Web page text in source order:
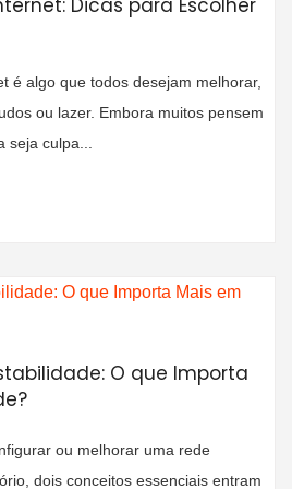
Dicas para Escolher
é algo que todos desejam melhorar,
ou lazer. Embora muitos pensem
culpa...
O que Importa
ou melhorar uma rede
dois conceitos essenciais entram